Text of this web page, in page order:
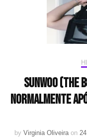
SUNWOO
normalmente
by Virginia Oliveira on